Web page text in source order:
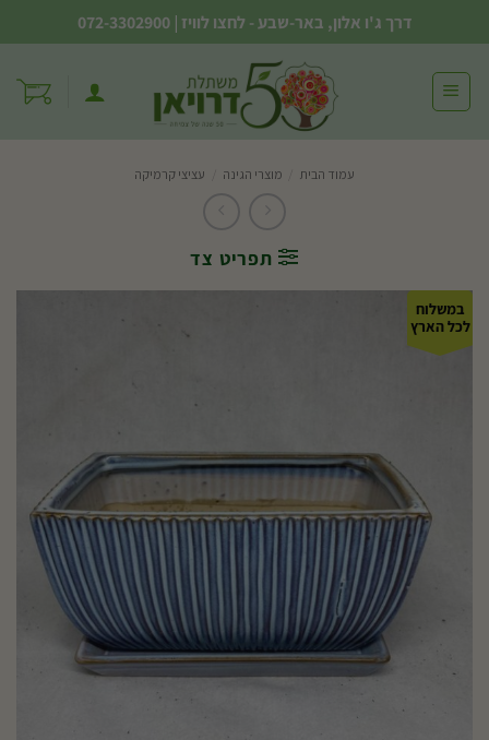
to
content
דרך ג'ו אלון, באר-שבע - לחצו לוויז |
072-3302900
עמוד הבית מוצרי הגינה עציצי קרמיקה
תפריט צד
במשלוח
לכל הארץ